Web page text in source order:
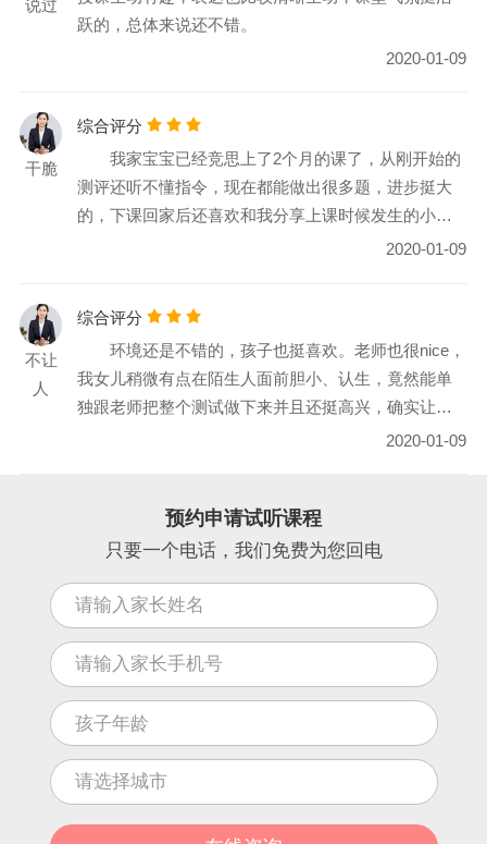
说过
跃的，总体来说还不错。
2020-01-09
干脆
综合评分
我家宝宝已经竞思上了2个月的课了，从刚开始的
测评还听不懂指令，现在都能做出很多题，进步挺大
的，下课回家后还喜欢和我分享上课时候发生的小故
2020-01-09
不让
人
综合评分
环境还是不错的，孩子也挺喜欢。老师也很nice，
我女儿稍微有点在陌生人面前胆小、认生，竟然能单
独跟老师把整个测试做下来并且还挺高兴，确实让我
2020-01-09
预约申请试听课程
只要一个电话，我们免费为您回电